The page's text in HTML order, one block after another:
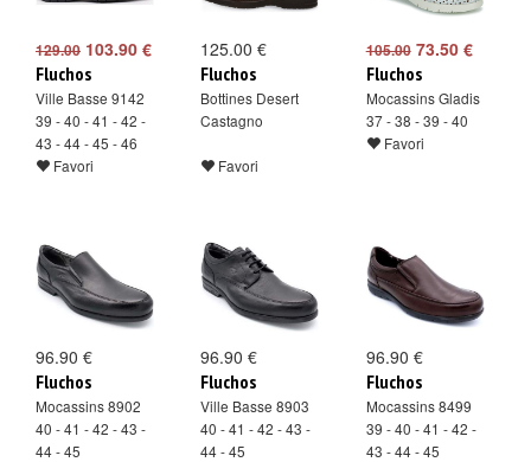
129.00 103.90 €
Fluchos
Ville Basse 9142
39 - 40 - 41 - 42 -
43 - 44 - 45 - 46
Favori
125.00 €
Fluchos
Bottines Desert
Castagno
Favori
105.0073.50 €
Fluchos
Mocassins Gladis
37 - 38 - 39 - 40
Favori
96.90 €
Fluchos
Mocassins 8902
40 - 41 - 42 - 43 -
44 - 45
96.90 €
Fluchos
Ville Basse 8903
40 - 41 - 42 - 43 -
44 - 45
96.90 €
Fluchos
Mocassins 8499
39 - 40 - 41 - 42 -
43 - 44 - 45